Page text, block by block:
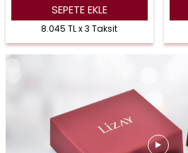
SEPETE EKLE
8.045 TL x 3 Taksit